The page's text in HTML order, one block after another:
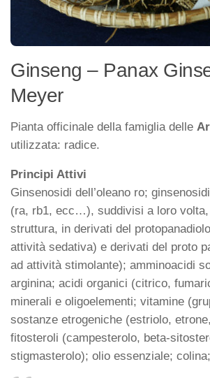
Ginseng – Panax
Meyer
Pianta officinale della famiglia delle
utilizzata: radice.
Principi Attivi
Ginsenosidi dell’oleano ro;
(ra, rb1, ecc…), suddivisi a loro
struttura, in derivati del
attività sedativa) e derivati del proto
ad attività stimolante); amminoacidi
arginina; acidi organici (citrico,
minerali e oligoelementi; vitamine
sostanze etrogeniche (estriolo,
fitosteroli (campesterolo, beta-
stigmasterolo); olio essenziale;